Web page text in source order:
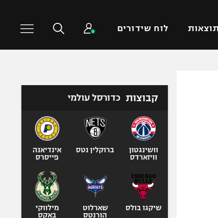
תוצאות לוח שידורים
טניס
כדורעף
אגרוף
ספורט אולימפי
קבוצות כדורסל עולמי
וושינגטון
וויזארדס
ברוקלין נטס
אינדיאנה
פייסרס
שיקגו בולס
שארלוט
הורנטס
מילווקי
באקס